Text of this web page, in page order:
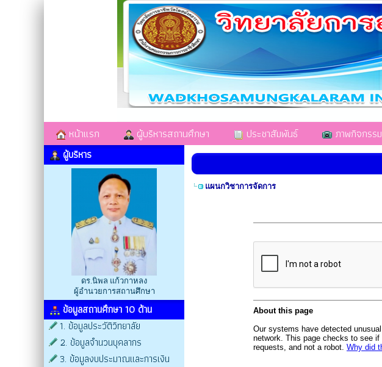
หน้าแรก ผู้บริหารสถานศึกษา ประชาสัมพันธ์ ภาพกิจกรรม
ผู้บริหาร
ดร.นิพล แก้วกาหลง
ผู้อำนวยการสถานศึกษา
ข้อมูลสถานศึกษา 10 ด้าน
1. ข้อมูลประวัติวิทยาลัย
2. ข้อมูลจำนวนบุคลากร
3. ข้อมูลงบประมาณและการเงิน
แผนกวิชาการจัดการ